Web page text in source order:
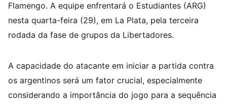
Flamengo. A equipe enfrentará o Estudiantes (ARG)
nesta quarta-feira (29), em La Plata, pela terceira
rodada da fase de grupos da Libertadores.
A capacidade do atacante em iniciar a partida contra
os argentinos será um fator crucial, especialmente
considerando a importância do jogo para a sequência